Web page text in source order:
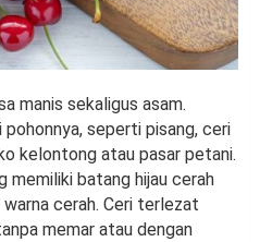
manis sekaligus asam.
seperti pisang, ceri
kelontong atau pasar petani.
memiliki batang hijau cerah
cerah. Ceri terlezat
memar atau dengan